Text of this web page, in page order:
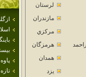
پاوه
تازه
لرستان
مازندران
مركزي
هرمزگان
همدان
يزد